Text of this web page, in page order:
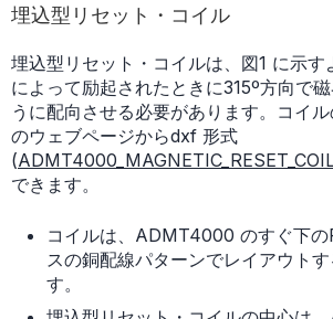
埋込型リセット・コイル
埋込型リセット・コイルは、図1 に示す
によって励起されたときに315º方向で
うに配向させる必要があります。コイ
のウェブページからdxf 形式
(
できます。
コイルは、ADMT4000 のすぐ下の
スの銅配線パターンでレイアウト
す。